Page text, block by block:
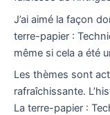
J’ai aimé la façon
terre-papier :
même si cela a été
Les thèmes sont
rafraîchissante.
La terre-papier :